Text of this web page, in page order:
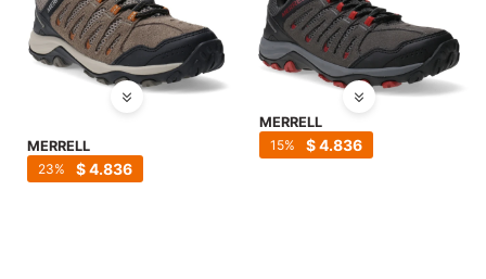
MERRELL
$4.836
23
MERRELL
$4.836
15